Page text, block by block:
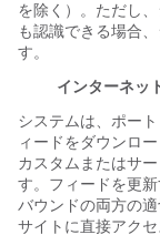
を除く）。ただし
も認識できる場合
す。
インターネッ
システムは、ポー
ィードをダウンロ
カスタムまたはサ
す。フィードを更
バウンドの両方の
サイトに直接アク